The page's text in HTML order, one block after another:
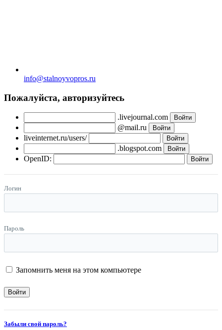
info@stalnoyvopros.ru
Пожалуйста, авторизуйтесь
.livejournal.com
@mail.ru
liveinternet.ru/users/
.blogspot.com
OpenID:
Логин
Пароль
Запомнить меня на этом компьютере
Забыли свой пароль?